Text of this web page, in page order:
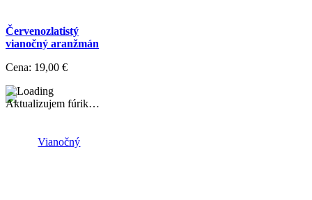
Červenozlatistý
vianočný aranžmán
Cena: 19,00 €
Aktualizujem fúrik…